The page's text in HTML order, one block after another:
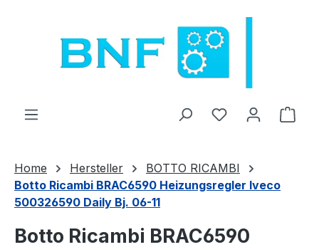
Du hast 0
Home Hersteller
BOTTO RICAMBI
Botto Ricambi BRAC6590 Heizungsregler Iveco
500326590 Daily Bj. 06-11
Botto Ricambi BRAC6590